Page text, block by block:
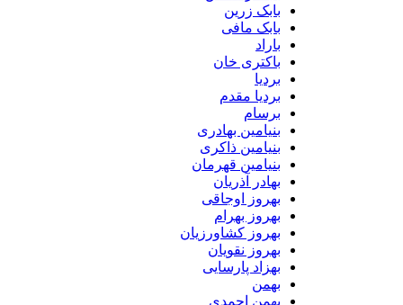
بابک زرین
بابک مافی
باراد
باکتری خان
بردیا
بردیا مقدم
برسام
بنیامین بهادری
بنیامین ذاکری
بنیامین قهرمان
بهادر آذریان
بهروز اوجاقی
بهروز بهرام
بهروز کشاورزیان
بهروز نقویان
بهزاد پارسایی
بهمن
بهمن احمدی